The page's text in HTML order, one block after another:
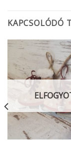
KAPCSOLÓDÓ